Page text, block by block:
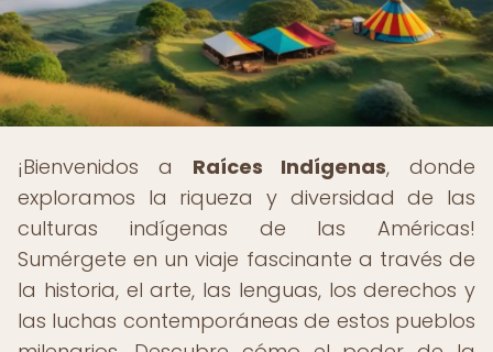
¡Bienvenidos a Raíces Indígenas, donde
exploramos la riqueza y diversidad de las
culturas indígenas de las Américas!
Sumérgete en un viaje fascinante a través de
la historia, el arte, las lenguas, los derechos y
las luchas contemporáneas de estos pueblos